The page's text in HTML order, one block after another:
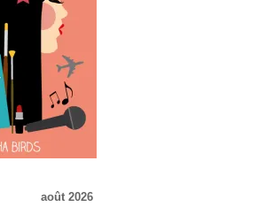
août 2026